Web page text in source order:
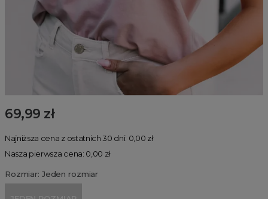
69,99 zł
Najniższa cena z ostatnich 30 dni: 0,00 zł
Nasza pierwsza cena: 0,00 zł
Rozmiar: Jeden rozmiar